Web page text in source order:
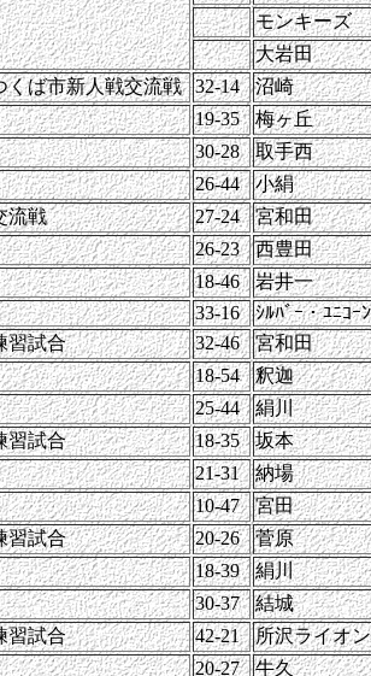
モンキーズ
大岩田
くば市新人戦交流戦 32-14
沼崎
19-35
梅ヶ丘
30-28
取手西
26-44
小絹
流戦 27-24
宮和田
26-23
西豊田
18-46
岩井一
33-16
ｼﾙﾊﾞｰ・ﾕﾆｺｰ
習試合 32-46
宮和田
18-54
釈迦
25-44
絹川
習試合 18-35
坂本
21-31
納場
10-47
宮田
習試合 20-26
菅原
18-39
絹川
30-37
結城
習試合 42-21
所沢ライオ
20-27
牛久